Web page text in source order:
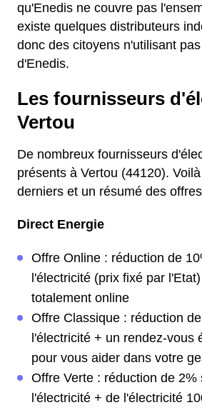
qu'Enedis ne couvre pas
existe quelques distributeurs
donc des citoyens n'utilisant
d'Enedis.
Les fournisseurs
Vertou
De nombreux fournisseurs
présents à Vertou (44120).
derniers et un résumé des
Direct Energie
Offre Online : réduction de
l'électricité (prix fixé par
totalement online
Offre Classique : réduction
l'électricité + un rendez-vous
pour vous aider dans votre
Offre Verte : réduction de 2%
l'électricité + de l'électricité